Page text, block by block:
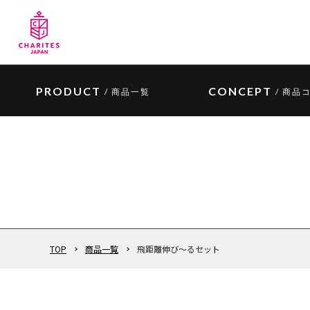
PRODUCT / 商品一覧 CONCEPT / 商品
TOP 商品一覧 飛距離伸び〜るセット